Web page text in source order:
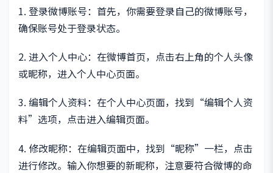
1. 登录微博账号：首先，你需要登录自己的微博账号，
确保账号处于登录状态。
2. 进入个人中心：在微博首页，点击右上角的个人头像
或昵称，进入个人中心页面。
3. 编辑个人资料：在个人中心页面，找到“编辑个人资
料”选项，点击进入编辑页面。
4. 修改昵称：在编辑页面中，找到“昵称”一栏，点击
进行修改。输入你想要的新昵称，注意要符合微博的命